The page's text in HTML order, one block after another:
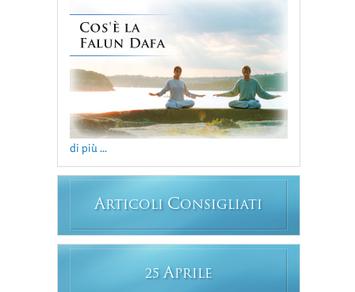
di più ...
ARTICOLI CONSIGLIATI
25 APRILE